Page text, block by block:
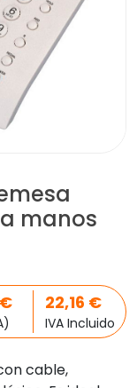
manos
€ 22,16 €
IVA Incluido
cable,